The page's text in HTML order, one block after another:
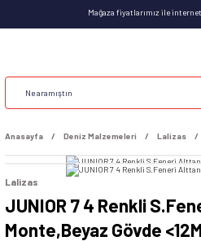
Mağaza fiyatlarımız ile
Anasayfa Deniz Malzemeleri Lalizas
Lalizas
JUNIOR 7 4 Renkli
Monte,Beyaz Gövde